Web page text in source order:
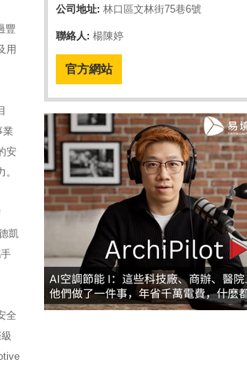
公司地址: 林口區文林街75巷6號
聯絡人: 楊陳婷
官方網站
豐
用
業
安
凱
全